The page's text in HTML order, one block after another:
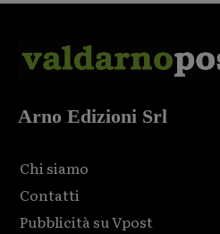
Arno Edizioni Srl
Chi siamo
Contatti
Pubblicità su Vpost